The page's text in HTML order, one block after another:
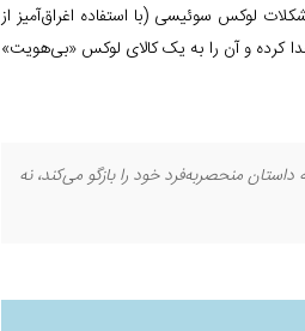
لوکس سوئیسی (با استفاده اغراق‌آمیز از
کرده و آن را به یک کالای لوکس «بی‌هویت»
منحصربه‌فرد خود را بازگو می‌کند، نه